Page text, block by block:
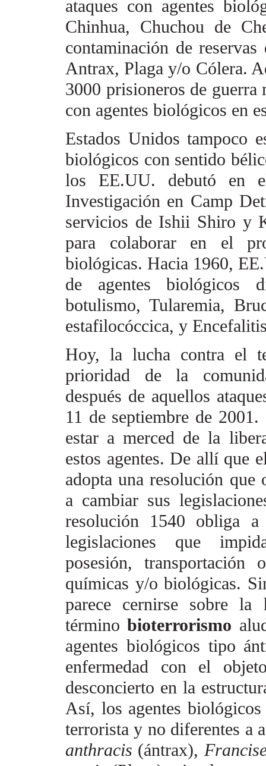
ataques con agentes
Chinhua, Chuchou de
contaminación de
Antrax, Plaga y/o Cólera.
3000 prisioneros de guerra
con agentes biológicos en
Estados Unidos tampoco
biológicos con sentido
los EE.UU. debutó en
Investigación en Camp
servicios de Ishii Shiro y
para colaborar en el
biológicas. Hacia 1960,
de agentes biológicos
botulismo, Tularemia,
estafilocóccica, y
Hoy, la lucha contra el
prioridad de la
después de aquellos
11 de septiembre de 2001.
estar a merced de la
estos agentes. De allí que
adopta una resolución que
a cambiar sus
resolución 1540 obliga
legislaciones
que
posesión,
transportación
químicas y/o biológicas.
parece cernirse sobre la
términobioterrorismo
agentes biológicos tipo
enfermedad con el
desconcierto en la
Así, los agentes biológicos
terrorista y no diferentes a
anthracis (ántrax),